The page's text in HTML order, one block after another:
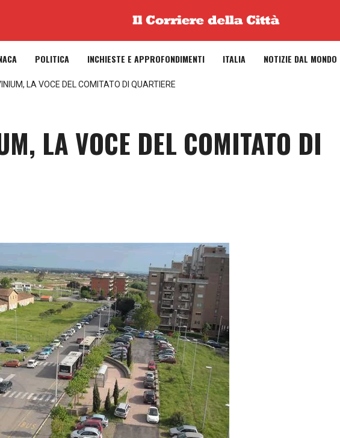
POLITICA INCHIESTE E APPROFONDIMENTI ITALIA NOTIZIE DAL MONDO
LA VOCE DEL COMITATO DI QUARTIERE
LA VOCE DEL COMITATO DI